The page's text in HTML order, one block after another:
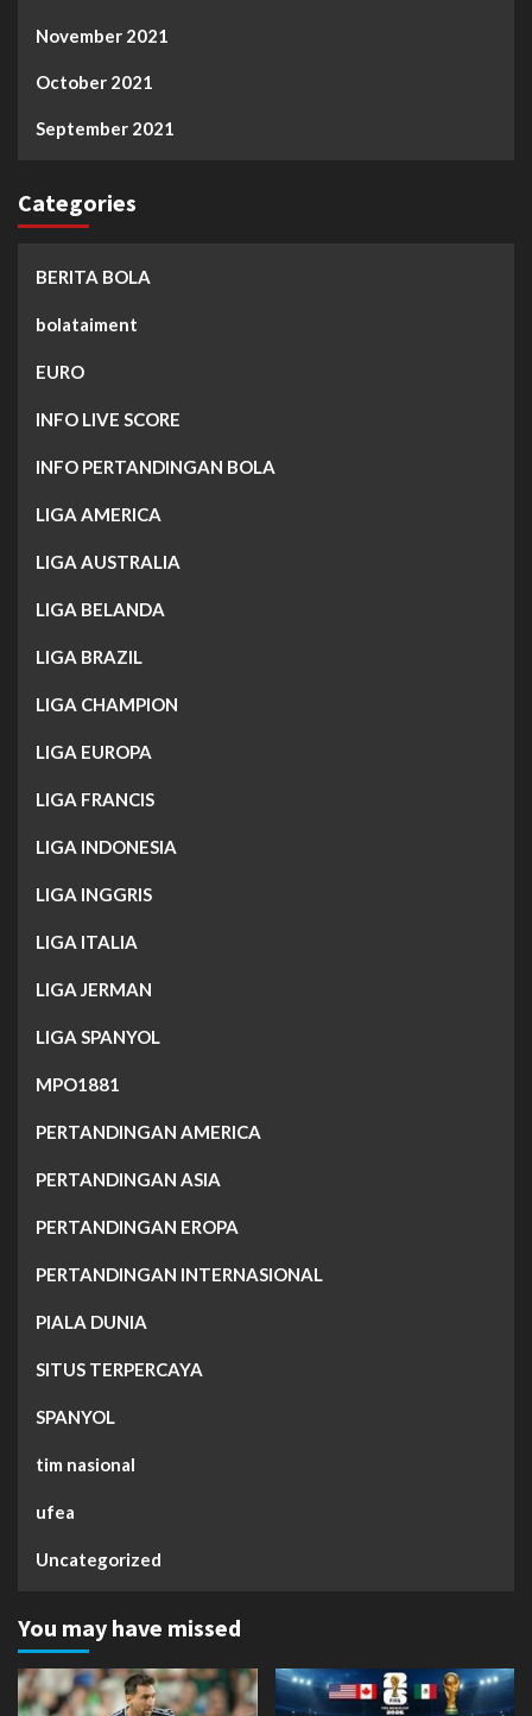
November 2021
October 2021
September 2021
Categories
BERITA BOLA
bolataiment
EURO
INFO LIVE SCORE
INFO PERTANDINGAN BOLA
LIGA AMERICA
LIGA AUSTRALIA
LIGA BELANDA
LIGA BRAZIL
LIGA CHAMPION
LIGA EUROPA
LIGA FRANCIS
LIGA INDONESIA
LIGA INGGRIS
LIGA ITALIA
LIGA JERMAN
LIGA SPANYOL
MPO1881
PERTANDINGAN AMERICA
PERTANDINGAN ASIA
PERTANDINGAN EROPA
PERTANDINGAN INTERNASIONAL
PIALA DUNIA
SITUS TERPERCAYA
SPANYOL
tim nasional
ufea
Uncategorized
You may have missed